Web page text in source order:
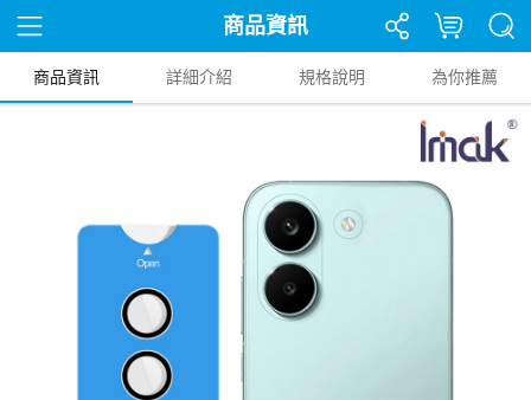
商品資訊
商品資訊 詳細介紹 規格說明 為你推薦